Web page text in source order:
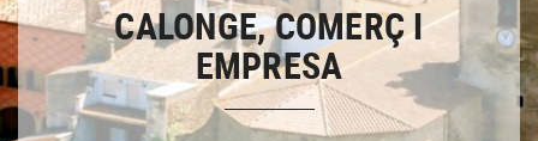
CALONGE, COMERÇ I
EMPRESA